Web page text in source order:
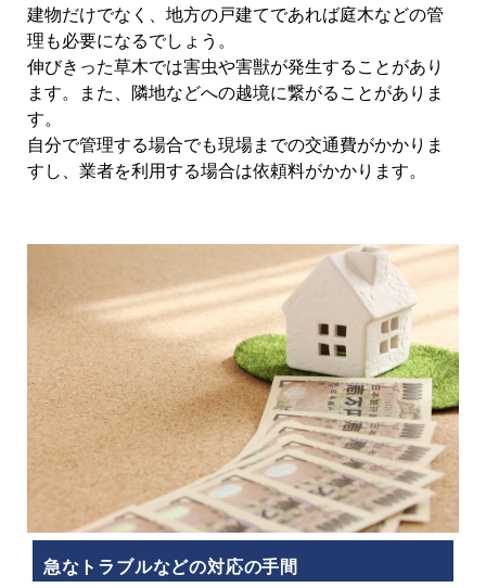
建物だけでなく、地方の戸建てであれば庭木などの管
理も必要になるでしょう。
伸びきった草木では害虫や害獣が発生することがあり
ます。また、隣地などへの越境に繋がることがありま
す。
自分で管理する場合でも現場までの交通費がかかりま
すし、業者を利用する場合は依頼料がかかります。
急なトラブルなどの対応の手間